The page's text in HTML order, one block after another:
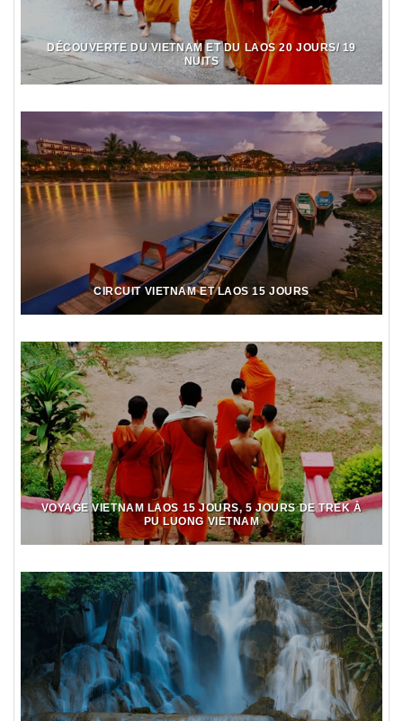
DÉCOUVERTE DU VIETNAM ET DU LAOS 20 JOURS/ 19
NUITS
CIRCUIT VIETNAM ET LAOS 15 JOURS
VOYAGE VIETNAM LAOS 15 JOURS, 5 JOURS DE TREK À
PU LUONG VIETNAM